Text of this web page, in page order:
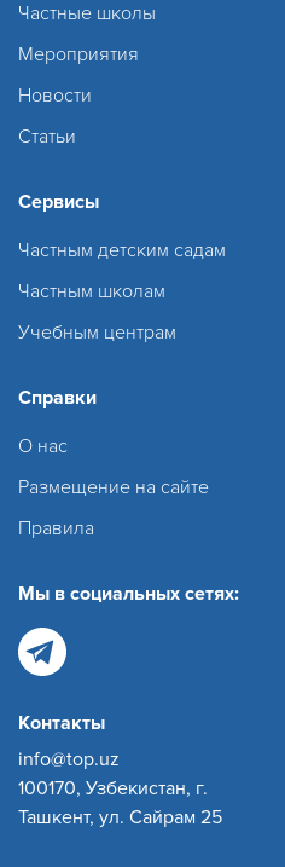
Частные школы
Мероприятия
Новости
Статьи
Сервисы
Частным детским садам
Частным школам
Учебным центрам
Справки
О нас
Размещение на сайте
Правила
Мы в социальных сетях:
Контакты
info@top.uz
100170, Узбекистан, г.
Ташкент, ул. Сайрам 25